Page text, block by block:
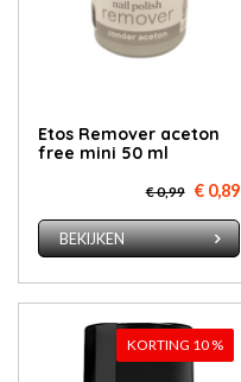
Etos Re­mo­ver ace­ton
free mi­ni 50 ml
€ 0,99 € 0,89
BEKIJKEN
KORTING 10 %